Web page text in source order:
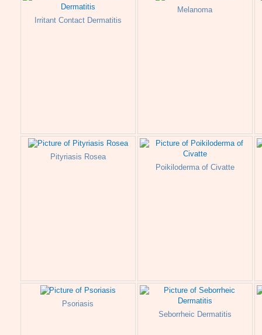
Irritant Contact Dermatitis
Melanoma
Pityriasis Rosea
Poikiloderma of Civatte
Psoriasis
Seborrheic Dermatitis